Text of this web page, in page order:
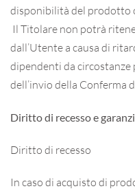
disponibilità del prodotto
Il Titolare non potrà
dall’Utente a causa di
dipendenti da
dell’invio della Conferma
Diritto di recesso e
Diritto di recesso
In caso di acquisto di